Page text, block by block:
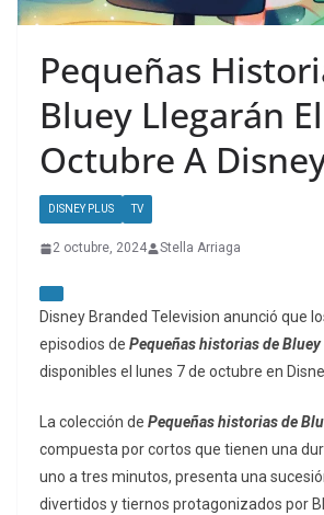
Pequeñas
Bluey Llegarán
Octubre A
DISNEY PLUS TV
2 octubre, 2024 Stella Arriaga
Disney Branded Television anunció que
episodios de Pequeñas historias de Bluey
disponibles el lunes 7 de octubre en
La colección de Pequeñas historias de
compuesta por cortos que tienen una
uno a tres minutos, presenta una
divertidos y tiernos protagonizados por